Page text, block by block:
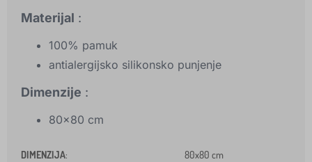
Materijal :
100% pamuk
antialergijsko silikonsko punjenje
Dimenzije :
80x80 cm
DIMENZIJA: 80x80 cm